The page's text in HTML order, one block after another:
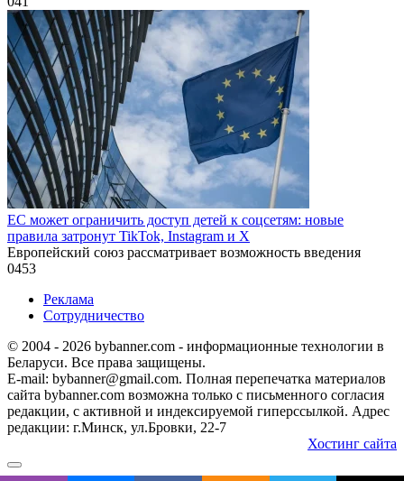
ЕС может ограничить доступ детей к соцсетям: новые
правила затронут TikTok, Instagram и X
Европейский союз рассматривает возможность введения
0453
Реклама
Сотрудничество
© 2004 - 2026 bybanner.com - информационные технологии в
Беларуси. Все права защищены.
E-mail: bybanner@gmail.com. Полная перепечатка материалов
сайта bybanner.com возможна только с письменного согласия
редакции, с активной и индексируемой гиперссылкой. Адрес
редакции: г.Минск, ул.Бровки, 22-7
Хостинг сайта